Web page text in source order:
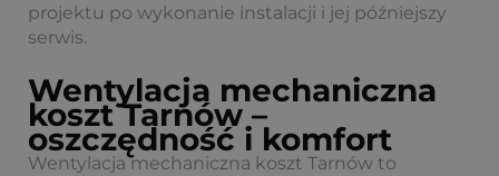
projektu po wykonanie instalacji i jej późniejszy
serwis.
Wentylacja mechaniczna
koszt Tarnów –
oszczędność i komfort
Wentylacja mechaniczna koszt Tarnów to